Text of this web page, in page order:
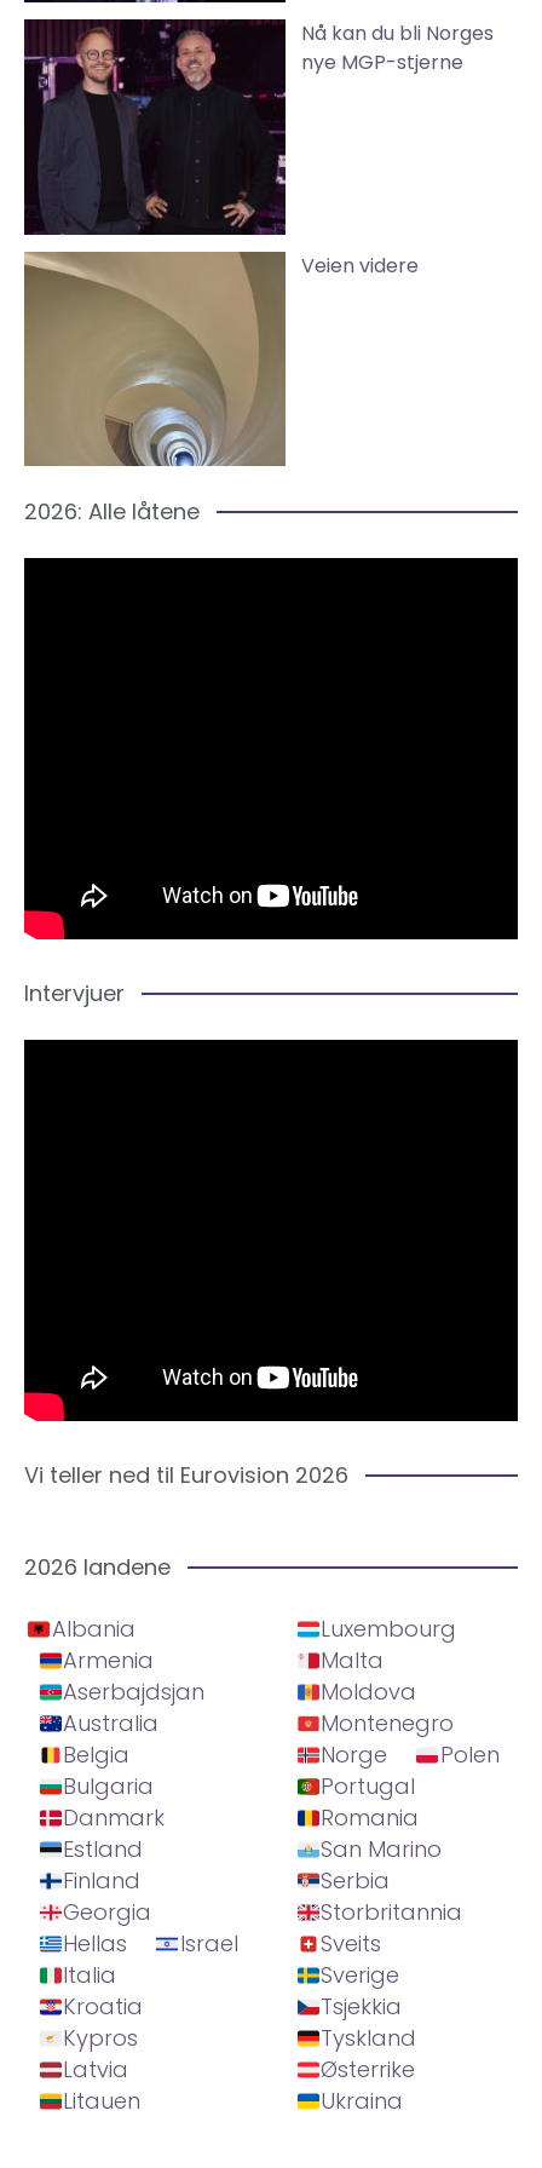
Nå kan du bli Norges
nye MGP-stjerne
Veien videre
2026: Alle låtene
Intervjuer
Vi teller ned til Eurovision 2026
2026 landene
Albania
Armenia
Aserbajdsjan
Australia
Belgia
Bulgaria
Danmark
Estland
Finland
Georgia
Hellas
Israel
Italia
Kroatia
Kypros
Latvia
Litauen
Luxembourg
Malta
Moldova
Montenegro
Norge
Polen
Portugal
Romania
San Marino
Serbia
Storbritannia
Sveits
Sverige
Tsjekkia
Tyskland
Østerrike
Ukraina